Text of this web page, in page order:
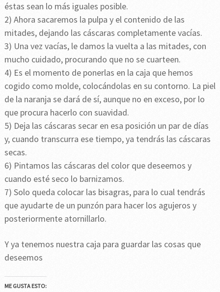
éstas sean lo más iguales posible.
2) Ahora sacaremos la pulpa y el contenido de las
mitades, dejando las cáscaras completamente vacías.
3) Una vez vacías, le damos la vuelta a las mitades, con
mucho cuidado, procurando que no se cuarteen.
4) Es el momento de ponerlas en la caja que hemos
cogido como molde, colocándolas en su contorno. La piel
de la naranja se dará de sí, aunque no en exceso, por lo
que procura hacerlo con suavidad.
5) Deja las cáscaras secar en esa posición un par de días
y, cuando transcurra ese tiempo, ya tendrás las cáscaras
secas.
6) Pintamos las cáscaras del color que deseemos y
cuando esté seco lo barnizamos.
7) Solo queda colocar las bisagras, para lo cual tendrás
que ayudarte de un punzón para hacer los agujeros y
posteriormente atornillarlo.
Y ya tenemos nuestra caja para guardar las cosas que
deseemos
ME GUSTA ESTO: